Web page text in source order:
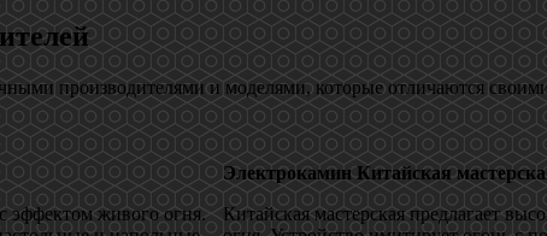
производителями и моделями, которые отличаются
эффектом живого огня.
Электрокамин Китайская
Китайская мастерская предлагает